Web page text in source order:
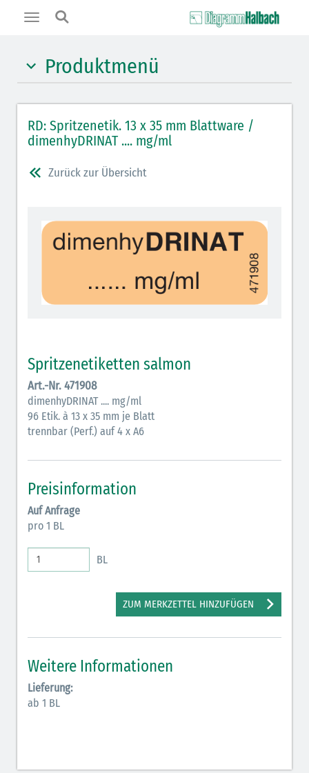
Toggle
Produktmenü
Benzodiazepine (orange)
Benzodiazepin-Antagonisten (orange schraffiert)
Muskelrelaxantien (rot weißer Kopfbalken)
Opiate/Opioide (hellblau)
Lokalanästhetika (grau)
schraffiert)
Anticholinergika (hellgrün)
Cholinergika (hellgrün schraffiert)
Rahmen)
Bronchodilatatoren (blau-braun)
Antikonvulsiva (grau-lila)
Inodilatatoren (rot-grün)
Elektrolyte (grün-pink)
Elektrolyte Kalium (grün-blau)
Elektrolyte NaCl (grün)
RD: Spritzenetik. 13 x 35 mm Blattware /
dimenhyDRINAT .... mg/ml
Zurück zur Übersicht
Spritzenetiketten salmon
Art.-Nr. 471908
dimenhyDRINAT .... mg/ml
96 Etik. à 13 x 35 mm je Blatt
trennbar (Perf.) auf 4 x A6
Preisinformation
Auf Anfrage
pro 1 BL
BL
ZUM MERKZETTEL HINZUFÜGEN
Weitere Informationen
Lieferung:
ab 1 BL